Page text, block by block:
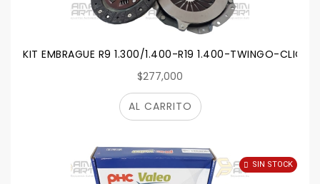
KIT EMBRAGUE R9 1.300/1.400-R19 1.400-TWINGO-CLIO I
$277,000
AL CARRITO
SIN STOCK